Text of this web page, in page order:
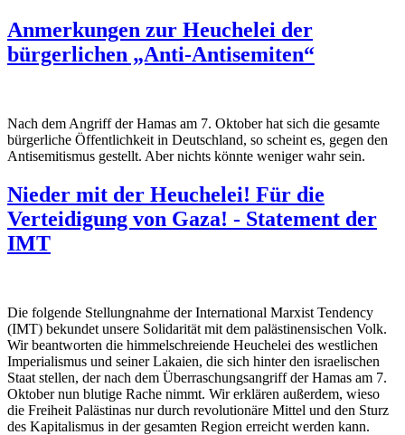
Anmerkungen zur Heuchelei der
bürgerlichen „Anti-Antisemiten“
Nach dem Angriff der Hamas am 7. Oktober hat sich die gesamte
bürgerliche Öffentlichkeit in Deutschland, so scheint es, gegen den
Antisemitismus gestellt. Aber nichts könnte weniger wahr sein.
Nieder mit der Heuchelei! Für die
Verteidigung von Gaza! - Statement der
IMT
Die folgende Stellungnahme der International Marxist Tendency
(IMT) bekundet unsere Solidarität mit dem palästinensischen Volk.
Wir beantworten die himmelschreiende Heuchelei des westlichen
Imperialismus und seiner Lakaien, die sich hinter den israelischen
Staat stellen, der nach dem Überraschungsangriff der Hamas am 7.
Oktober nun blutige Rache nimmt. Wir erklären außerdem, wieso
die Freiheit Palästinas nur durch revolutionäre Mittel und den Sturz
des Kapitalismus in der gesamten Region erreicht werden kann.